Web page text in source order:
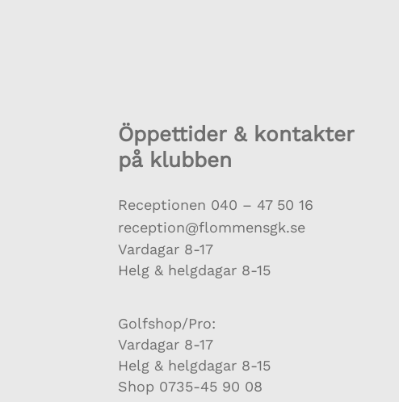
Öppettider & kontakter
på klubben
Receptionen 040 – 47 50 16
reception@flommensgk.se
Vardagar 8-17
Helg & helgdagar 8-15
Golfshop/Pro:
Vardagar 8-17
Helg & helgdagar 8-15
Shop 0735-45 90 08